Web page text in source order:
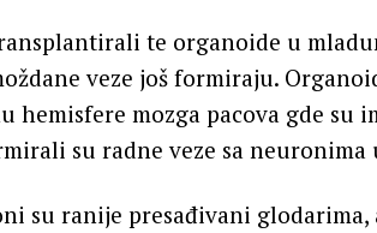
te organoide u
veze još formiraju.
hemisfere mozga pacova gde su
su radne veze sa neuronima
su ranije presađivani